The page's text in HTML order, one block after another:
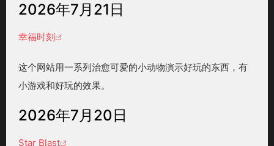
2026年7月21日
幸福时刻
这个网站用一系列治愈可爱的小动物演示好玩的东西，有
小游戏和好玩的效果。
2026年7月20日
Star Blast